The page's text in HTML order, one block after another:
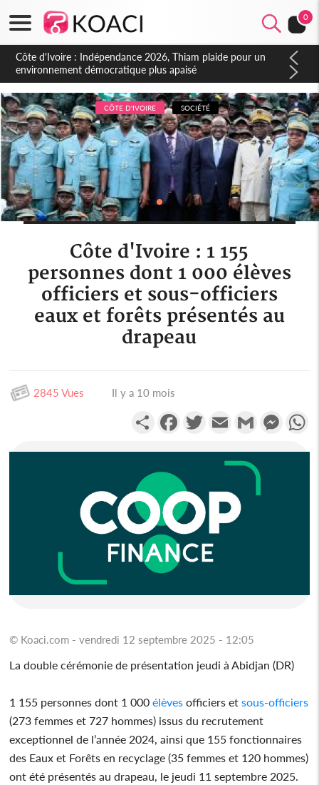
0
Côte d'Ivoire : Concours INFAS 2026, les convocations
seront disponibles à compter du samedi
CÔTE D'IVOIRE SOCIÉTÉ
Côte d'Ivoire : 1 155
personnes dont 1 000 élèves
officiers et sous-officiers
eaux et forêts présentés au
drapeau
2845 Vues Il y a 10 mois
PartagerFacebookTwitterEmail Gmail
© Koaci.com - vendredi 12 septembre 2025 - 12:05
La double cérémonie de présentation jeudi à Abidjan (DR)
1 155 personnes dont 1 000élèves officiers etsous-officiers
(273 femmes et 727 hommes) issus du recrutement
exceptionnel de l’année 2024, ainsi que 155 fonctionnaires
des Eaux et Forêts en recyclage (35 femmes et 120 hommes)
ont été présentés au drapeau, le jeudi 11 septembre 2025.